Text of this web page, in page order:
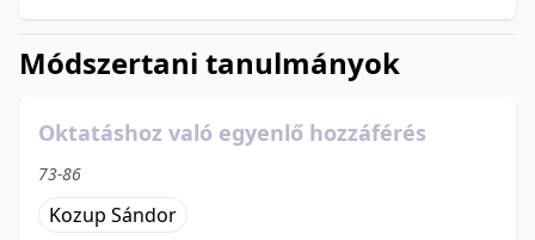
Módszertani tanulmányok
Oktatáshoz való egyenlő hozzáférés
73-86
Kozup Sándor